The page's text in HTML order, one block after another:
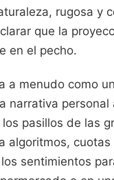
rugosa y
que la
en el pecho.
a menudo como
narrativa personal
pasillos de las
algoritmos,
sentimientos